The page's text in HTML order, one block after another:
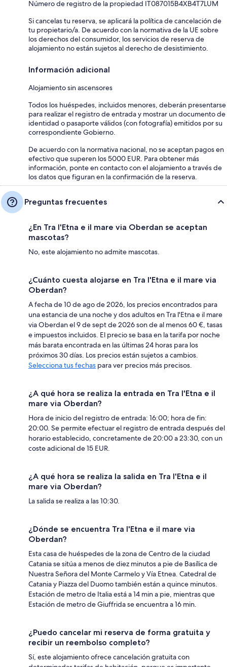
Número de registro de la propiedad IT087015B4XB4T7LUM
Si cancelas tu reserva, se aplicará la política de cancelación de
tu propietario/a. De acuerdo con la normativa de la UE sobre
los derechos del consumidor, los servicios de reserva de
alojamiento no están sujetos al derecho de desistimiento.
Información adicional
Alojamiento sin ascensores
Todos los huéspedes, incluidos menores, deberán presentarse
para realizar el registro de entrada y mostrar un documento de
identidad o pasaporte válidos (con fotografía) emitidos por su
correspondiente Gobierno.
De acuerdo con la normativa nacional, no se aceptan pagos en
efectivo que superen los 5000 EUR. Para obtener más
información, ponte en contacto con el alojamiento a través de
los datos que figuran en la confirmación de la reserva.
Preguntas frecuentes
¿En Tra l'Etna e il mare via Oberdan se aceptan
mascotas?
No, este alojamiento no admite mascotas.
¿Cuánto cuesta alojarse en Tra l'Etna e il mare via
Oberdan?
A fecha de 10 de ago de 2026, los precios encontrados para
una estancia de una noche y dos adultos en Tra l'Etna e il mare
via Oberdan el 9 de sept de 2026 son de al menos 60 €, tasas
e impuestos incluidos. El precio se basa en la tarifa por noche
más barata encontrada en las últimas 24 horas para los
próximos 30 días. Los precios están sujetos a cambios.
Selecciona tus fechas para ver precios más precisos.
¿A qué hora se realiza la entrada en Tra l'Etna e il
mare via Oberdan?
Hora de inicio del registro de entrada: 16:00; hora de fin:
20:00. Se permite efectuar el registro de entrada después del
horario establecido, concretamente de 20:00 a 23:30, con un
coste adicional de 15 EUR.
¿A qué hora se realiza la salida en Tra l'Etna e il
mare via Oberdan?
La salida se realiza a las 10:30.
¿Dónde se encuentra Tra l'Etna e il mare via
Oberdan?
Esta casa de huéspedes de la zona de Centro de la ciudad
Catania se sitúa a menos de diez minutos a pie de Basílica de
Nuestra Señora del Monte Carmelo y Vía Etnea. Catedral de
Catania y Piazza del Duomo también están a quince minutos.
Estación de metro de Italia está a 14 min a pie, mientras que
Estación de metro de Giuffrida se encuentra a 16 min.
¿Puedo cancelar mi reserva de forma gratuita y
recibir un reembolso completo?
Sí, este alojamiento ofrece cancelación gratuita con